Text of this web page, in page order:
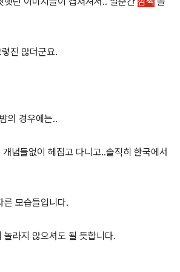
진 않더군요.
의 경우에는..
념들없이 헤집고 다니고..솔직히 한국에서
른 모습들입니다.
놀라지 않으셔도 될 듯합니다.